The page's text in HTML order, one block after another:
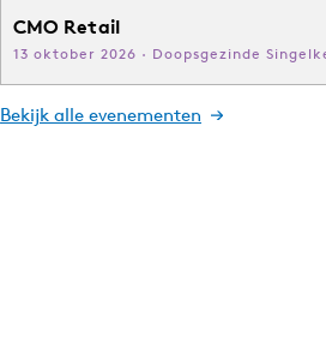
CMO Retail
13 oktober 2026 · Doopsgezinde
Bekijk alle evenementen